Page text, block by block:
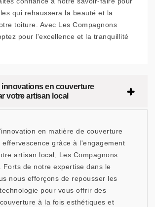
qui rehaussera la beauté et la
toiture. Avec Les Compagnons
pour l'excellence et la tranquillité
innovations en couverture
votre artisan local
en matière de couverture
effervescence grâce à l'engagement
artisan local, Les Compagnons
Forts de notre expertise dans le
nous efforçons de repousser les
pour vous offrir des
à la fois esthétiques et